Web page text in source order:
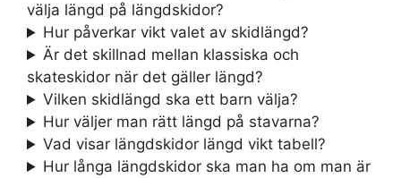
välja längd på längdskidor?
Hur påverkar vikt valet av skidlängd?
Är det skillnad mellan klassiska och
skateskidor när det gäller längd?
Vilken skidlängd ska ett barn välja?
Hur väljer man rätt längd på stavarna?
Vad visar längdskidor längd vikt tabell?
Hur långa längdskidor ska man ha om man är